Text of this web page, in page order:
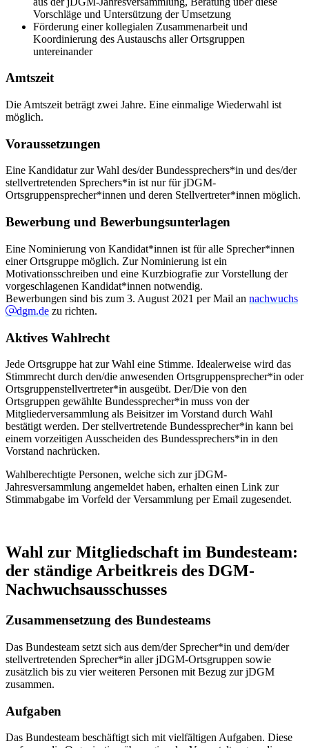
Vorschläge und Untersützung der Umsetzung
Förderung einer kollegialen Zusammenarbeit und
Koordinierung des Austauschs aller Ortsgruppen
untereinander
Amtszeit
Die Amtszeit beträgt zwei Jahre. Eine einmalige Wiederwahl ist
möglich.
Voraussetzungen
Eine Kandidatur zur Wahl des/der Bundessprechers*in und des/der
stellvertretenden Sprechers*in ist nur für jDGM-
Ortsgruppensprecher*innen und deren Stellvertreter*innen möglich.
Bewerbung und Bewerbungsunterlagen
Eine Nominierung von Kandidat*innen ist für alle Sprecher*innen
einer Ortsgruppe möglich. Zur Nominierung ist ein
Motivationsschreiben und eine Kurzbiografie zur Vorstellung der
vorgeschlagenen Kandidat*innen notwendig.
Bewerbungen sind bis zum 3. August 2021 per Mail an nachwuchs
dgm.de zu richten.
Aktives Wahlrecht
Jede Ortsgruppe hat zur Wahl eine Stimme. Idealerweise wird das
Stimmrecht durch den/die anwesenden Ortsgruppensprecher*in oder
Ortsgruppenstellvertreter*in ausgeübt. Der/Die von den
Ortsgruppen gewählte Bundessprecher*in muss von der
Mitgliederversammlung als Beisitzer im Vorstand durch Wahl
bestätigt werden. Der stellvertretende Bundessprecher*in kann bei
einem vorzeitigen Ausscheiden des Bundessprechers*in in den
Vorstand nachrücken.
Wahlberechtigte Personen, welche sich zur jDGM-
Jahresversammlung angemeldet haben, erhalten einen Link zur
Stimmabgabe im Vorfeld der Versammlung per Email zugesendet.
Wahl zur Mitgliedschaft im Bundesteam:
der ständige Arbeitkreis des DGM-
Nachwuchsausschusses
Zusammensetzung des Bundesteams
Das Bundesteam setzt sich aus dem/der Sprecher*in und dem/der
stellvertretenden Sprecher*in aller jDGM-Ortsgruppen sowie
zusätzlich bis zu vier weiteren Personen mit Bezug zur jDGM
zusammen.
Aufgaben
Das Bundesteam beschäftigt sich mit vielfältigen Aufgaben. Diese